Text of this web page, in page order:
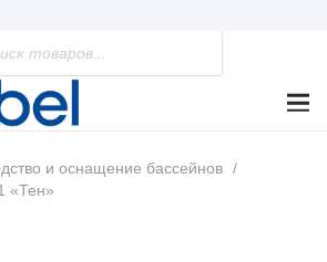
и оснащение бассейнов /
«Тен»